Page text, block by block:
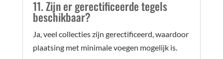
11. Zijn er gerectificeerde tegels
beschikbaar?
Ja, veel collecties zijn gerectificeerd, waardoor
plaatsing met minimale voegen mogelijk is.